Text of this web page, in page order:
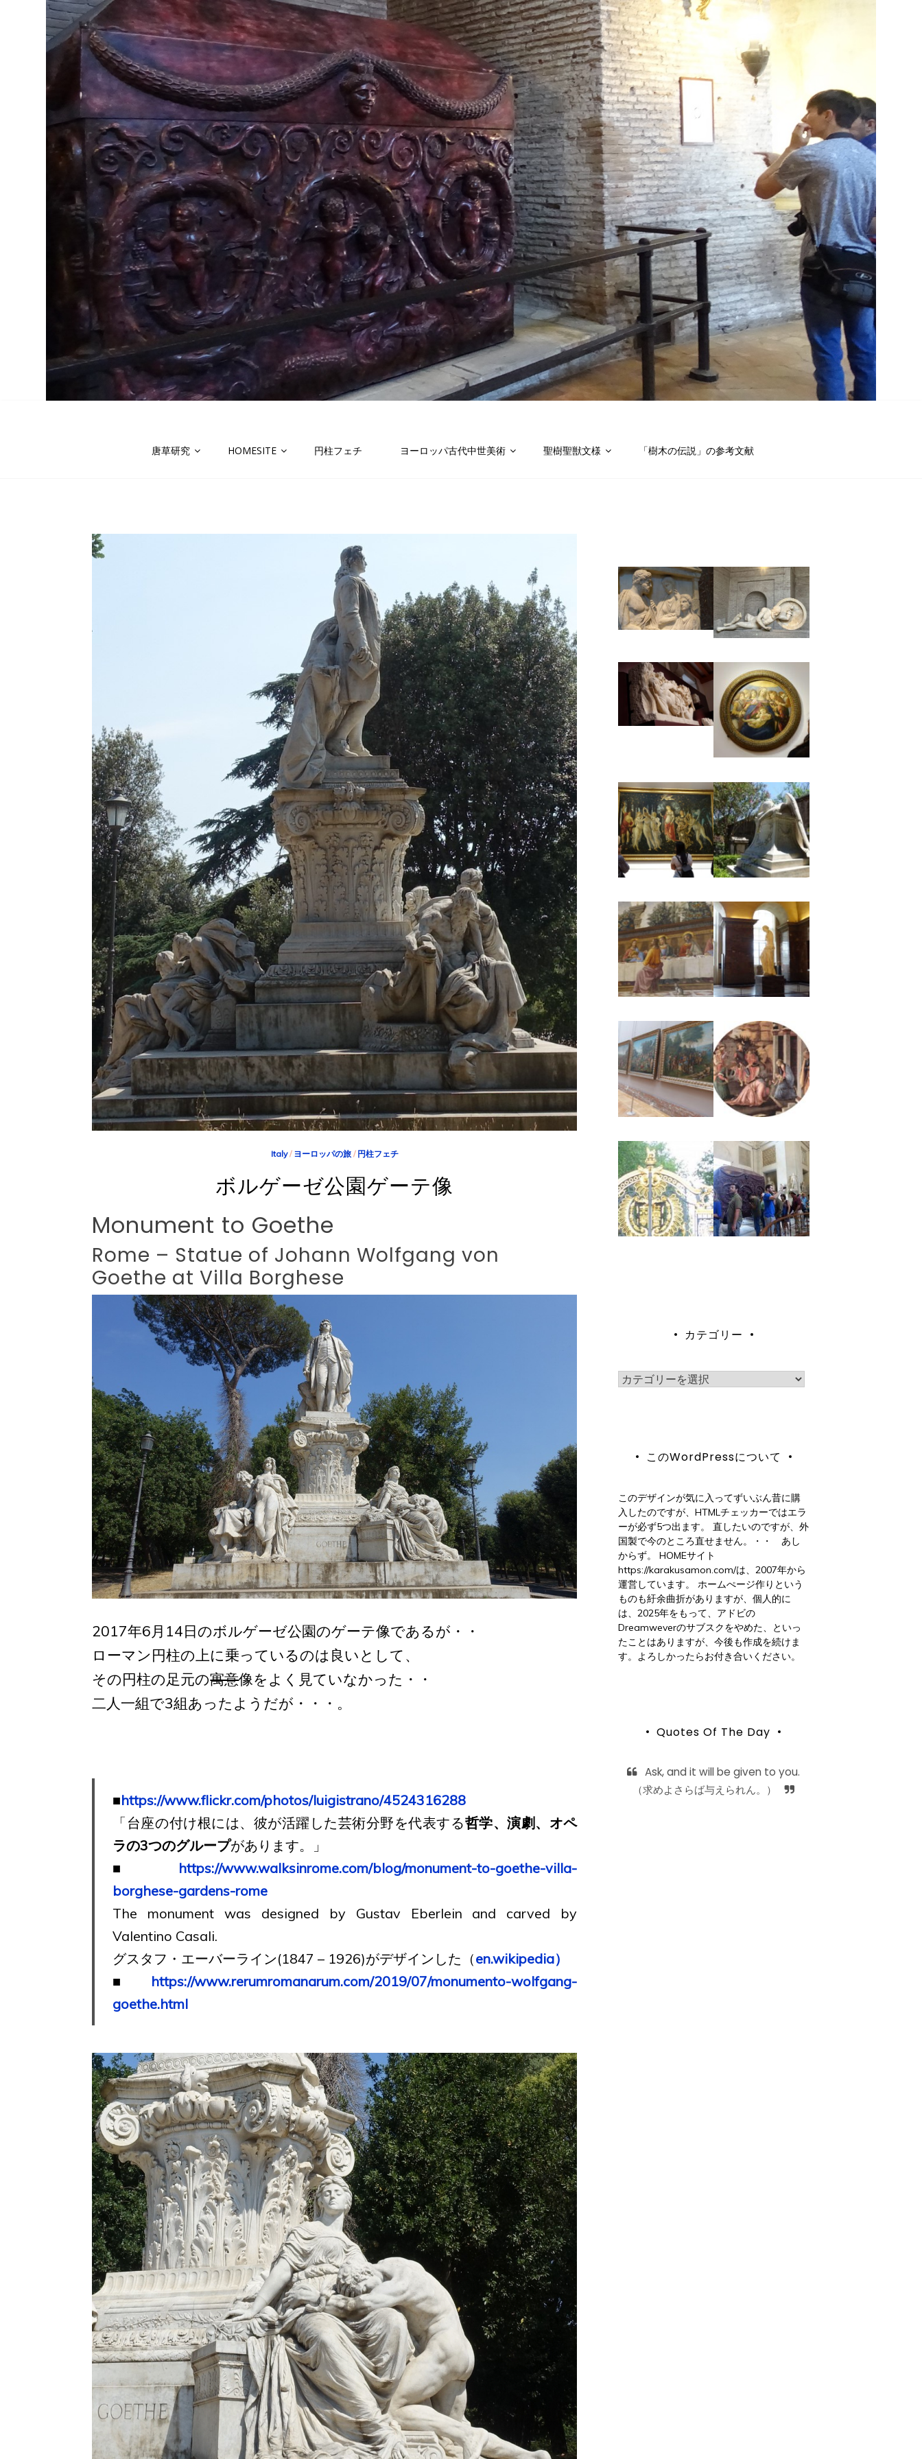
美術史・文化探訪
唐草研究 HOMESITE 円柱フェチ ヨーロッパ古代中世美術 聖樹聖獣文様 「樹木の伝説」の参考文献
Italy/ ヨーロッパの旅/ 円柱フェチ
ボルゲーゼ公園ゲーテ像
Monument to Goethe
Rome – Statue of Johann Wolfgang von
Goethe at Villa Borghese
2017年6月14日のボルゲーゼ公園のゲーテ像であるが・・
ローマン円柱の上に乗っているのは良いとして、
その円柱の足元の寓意像をよく見ていなかった・・
二人一組で3組あったようだが・・・。
■https://www.flickr.com/photos/luigistrano/4524316288
「台座の付け根には、彼が活躍した芸術分野を代表する哲学、演劇、オペ
ラの3つのグループがあります。」
■ https://www.walksinrome.com/blog/monument-to-goethe-villa-
borghese-gardens-rome
The monument was designed by Gustav Eberlein and carved by
Valentino Casali.
グスタフ・エーバーライン(1847 – 1926)がデザインした（en.wikipedia）
■ https://www.rerumromanarum.com/2019/07/monumento-wolfgang-
goethe.html
カテゴリー
カ
このWordPressについて
このデザインが気に入ってずいぶん昔に購
入したのですが、HTMLチェッカーではエラ
ーが必ず5つ出ます。 直したいのですが、外
国製で今のところ直せません。・・ あし
からず。 HOMEサイト
https://karakusamon.com/は、2007年から
運営しています。 ホームぺージ作りという
ものも紆余曲折がありますが、個人的に
は、2025年をもって、アドビの
Dreamweverのサブスクをやめた、といっ
たことはありますが、今後も作成を続けま
す。よろしかったらお付き合いください。
Quotes Of The Day
Ask, and it will be given to you.
（求めよさらば与えられん。）